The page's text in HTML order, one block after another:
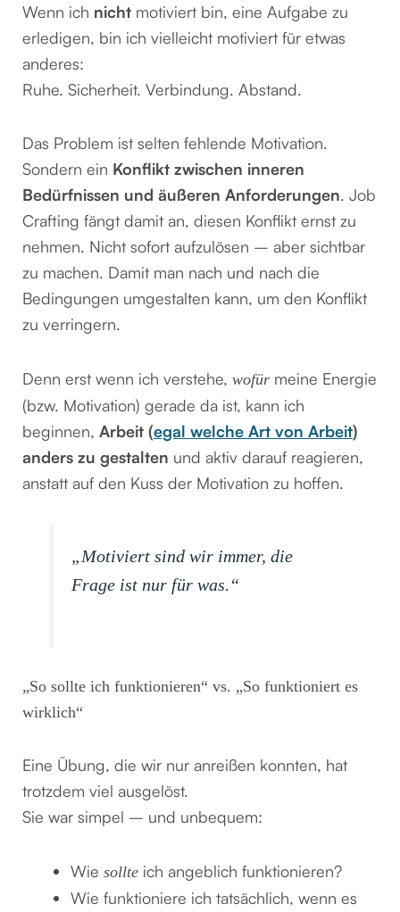
Wenn ich nicht motiviert bin, eine Aufgabe zu
erledigen, bin ich vielleicht motiviert für etwas
anderes:
Ruhe. Sicherheit. Verbindung. Abstand.
Das Problem ist selten fehlende Motivation.
Sondern ein Konflikt zwischen inneren
Bedürfnissen und äußeren Anforderungen. Job
Crafting fängt damit an, diesen Konflikt ernst zu
nehmen. Nicht sofort aufzulösen – aber sichtbar
zu machen. Damit man nach und nach die
Bedingungen umgestalten kann, um den Konflikt
zu verringern.
Denn erst wenn ich verstehe, wofür meine Energie
(bzw. Motivation) gerade da ist, kann ich
beginnen, Arbeit (egal welche Art von Arbeit)
anders zu gestalten und aktiv darauf reagieren,
anstatt auf den Kuss der Motivation zu hoffen.
„Motiviert sind wir immer, die
Frage ist nur für was.“
„So sollte ich funktionieren“ vs. „So funktioniert es
wirklich“
Eine Übung, die wir nur anreißen konnten, hat
trotzdem viel ausgelöst.
Sie war simpel – und unbequem:
Wie sollte ich angeblich funktionieren?
Wie funktioniere ich tatsächlich, wenn es